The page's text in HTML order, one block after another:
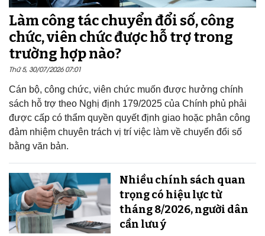
Làm công tác chuyển đổi số, công
chức, viên chức được hỗ trợ trong
trường hợp nào?
Thứ 5, 30/07/2026 07:01
Cán bộ, công chức, viên chức muốn được hưởng chính
sách hỗ trợ theo Nghị định 179/2025 của Chính phủ phải
được cấp có thẩm quyền quyết định giao hoặc phân công
đảm nhiệm chuyên trách vị trí việc làm về chuyển đổi số
bằng văn bản.
Nhiều chính sách quan
trọng có hiệu lực từ
tháng 8/2026, người dân
cần lưu ý